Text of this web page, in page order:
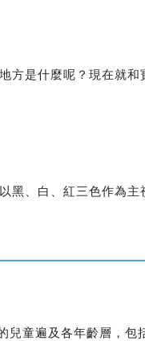
是什麼呢？現在就和
、白、紅三色作為
童遍及各年齡層，包